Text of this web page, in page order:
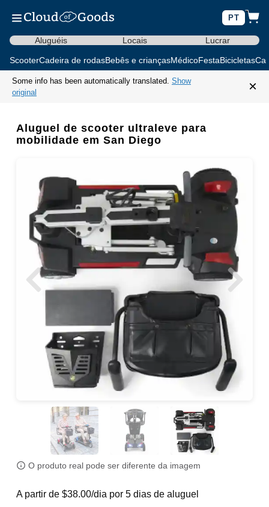
PT
Aluguéis Locais Lucrar
ScooterCadeira de rodasBebês e criançasMédicoFestaBicicletas
Some info has been automatically translated. Show
original
×
Aluguel de scooter ultraleve para
mobilidade em San Diego
O produto real pode ser diferente da imagem
A partir de $38.00/dia por 5 dias de aluguel